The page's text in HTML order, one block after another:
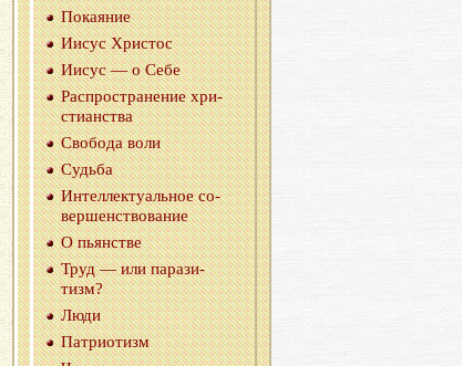
По­ка­я­ние
Иисус Хри­стос
Иисус — о Себе
Рас­про­стра­не­ние хри­
сти­ан­ства
Сво­бо­да воли
Судь­ба
Ин­тел­лек­ту­аль­ное со­
вер­шен­ство­ва­ние
О пьян­стве
Труд — или па­ра­зи­
тизм?
Люди
Пат­ри­о­тизм